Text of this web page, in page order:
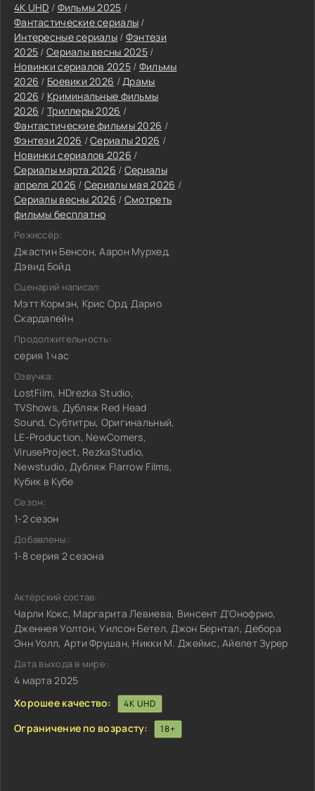
4K UHD / Фильмы 2025 /
Фантастические сериалы /
Интересные сериалы / Фэнтези
2025 / Сериалы весны 2025 /
Новинки сериалов 2025/ Фильмы
2026 / Боевики 2026 /Драмы
2026 / Криминальные фильмы
2026 / Триллеры 2026 /
Фантастические фильмы 2026 /
Фэнтези 2026 /Сериалы 2026 /
Новинки сериалов 2026 /
Сериалы марта 2026 / Сериалы
апреля 2026 / Сериалы мая 2026 /
Сериалы весны 2026 / Смотреть
фильмы бесплатно
Режиссёр:
Джастин Бенсон, Аарон Мурхед,
Дэвид Бойд
Сценарий написал:
Мэтт Кормэн, Крис Орд, Дарио
Скардапейн
Продолжительность:
серия 1 час
Озвучка:
LostFilm, HDrezka Studio,
TVShows, Дубляж Red Head
Sound, Субтитры, Оригинальный,
LE-Production, NewComers,
ViruseProject, RezkaStudio,
Newstudio, Дубляж Flarrow Films,
Кубик в Кубе
Сезон:
1-2 сезон
Добавлены:
1-8 серия 2 сезона
Актёрский состав:
Чарли Кокс, Маргарита Левиева, Винсент Д'Онофрио,
Дженнея Уолтон, Уилсон Бетел, Джон Бернтал, Дебора
Энн Уолл, Арти Фрушан, Никки М. Джеймс, Айелет Зурер
Дата выхода в мире:
4 марта 2025
Хорошее качество:
4K UHD
Ограничение по возрасту: 18+